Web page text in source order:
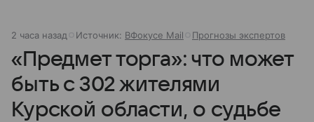
2 часа назад Источник: ВФокусе Mail Прогнозы экспертов
«Предмет торга»: что может
быть с 302 жителями
Курской области, о судьбе